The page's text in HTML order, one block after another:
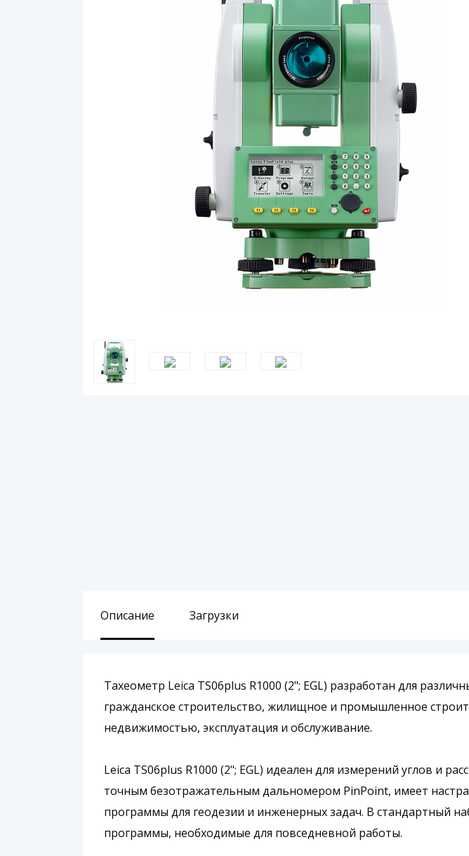
Описание Загрузки
Тахеометр Leica TS06plus R1000 (2"; EGL) разработан для
гражданское строительство, жилищное и промышленное
недвижимостью, эксплуатация и обслуживание.
Leica TS06plus R1000 (2"; EGL) идеален для измерений углов и
точным безотражательным дальномером PinPoint, имеет
программы для геодезии и инженерных задач. В стандартный
программы, необходимые для повседневной работы.